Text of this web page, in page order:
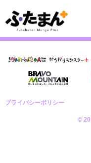
プライバシーポリシー
©